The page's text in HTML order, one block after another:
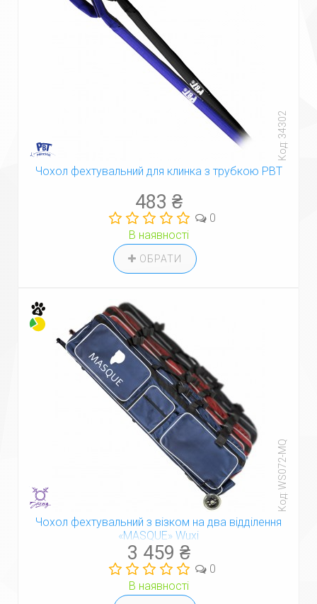
Код: 34302
Чохол фехтувальний для клинка з трубкою PBT
483 ₴
0
В наявності
ОБРАТИ
Код: WS072-MQ
Чохол фехтувальний з візком на два відділення
«MASQUE» Wuxi
3 459 ₴
0
В наявності